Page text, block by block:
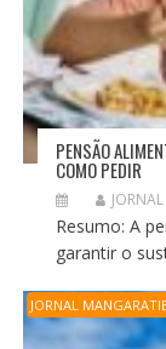
PENSÃO
COMO PEDIR
Resumo: A
garantir o
JORNAL